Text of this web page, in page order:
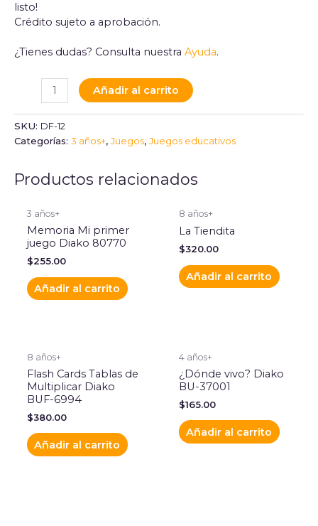
listo!
Crédito sujeto a aprobación.
¿Tienes dudas? Consulta nuestra Ayuda.
Añadir al carrito
SKU: DF-12
Categorías: 3 años+, Juegos, Juegos educativos
Productos relacionados
3 años+
Memoria Mi primer
juego Diako 80770
$255.00
Añadir al carrito
8 años+
La Tiendita
$320.00
Añadir al carrito
8 años+
Flash Cards Tablas de
Multiplicar Diako
BUF-6994
$380.00
Añadir al carrito
4 años+
¿Dónde vivo? Diako
BU-37001
$165.00
Añadir al carrito